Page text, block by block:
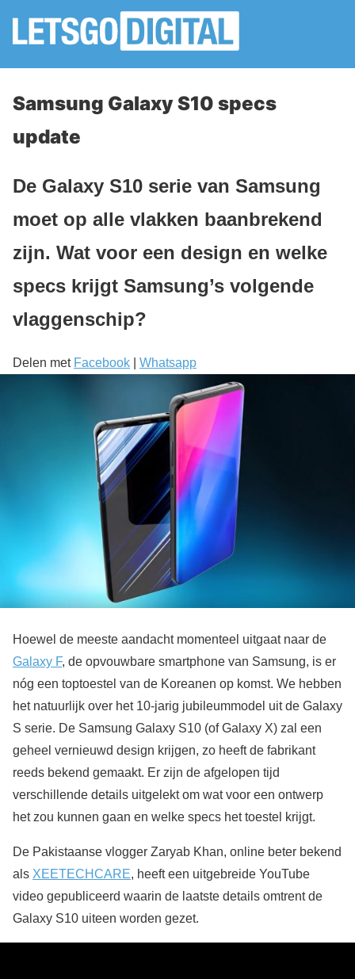
Samsung Galaxy S10 specs
update
De Galaxy S10 serie van Samsung
moet op alle vlakken baanbrekend
zijn. Wat voor een design en welke
specs krijgt Samsung’s volgende
vlaggenschip?
Delen met Facebook Whatsapp
Hoewel de meeste aandacht momenteel uitgaat naar de
Galaxy F, de opvouwbare smartphone van Samsung, is er
nóg een toptoestel van de Koreanen op komst. We hebben
het natuurlijk over het 10-jarig jubileummodel uit de Galaxy
S serie. De Samsung Galaxy S10 (of Galaxy X) zal een
geheel vernieuwd design krijgen, zo heeft de fabrikant
reeds bekend gemaakt. Er zijn de afgelopen tijd
verschillende details uitgelekt om wat voor een ontwerp
het zou kunnen gaan en welke specs het toestel krijgt.
De Pakistaanse vlogger Zaryab Khan, online beter bekend
als XEETECHCARE, heeft een uitgebreide YouTube
video gepubliceerd waarin de laatste details omtrent de
Galaxy S10 uiteen worden gezet.